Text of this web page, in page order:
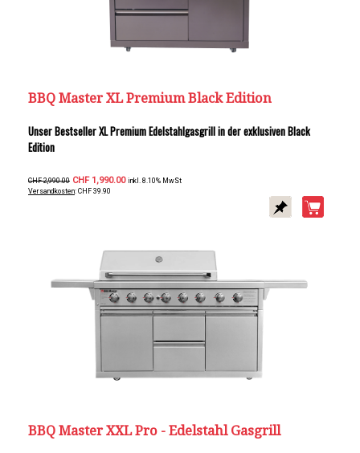
BBQ Master XL Premium Black Edition
Unser Bestseller XL Premium Edelstahlgasgrill in der exklusiven Black
Edition
CHF 2,990.00 CHF 1,990.00 inkl. 8.10% MwSt
Versandkosten: CHF 39.90
BBQ Master XXL Pro - Edelstahl Gasgrill